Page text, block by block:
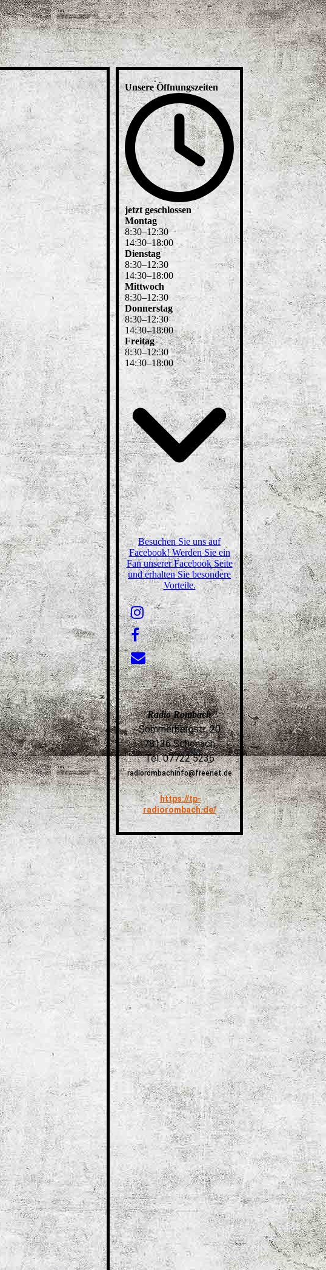
Unsere Öffnungszeiten
jetzt geschlossen
Montag
8:30–12:30
14:30–18:00
Dienstag
8:30–12:30
14:30–18:00
Mittwoch
8:30–12:30
Donnerstag
8:30–12:30
14:30–18:00
Freitag
8:30–12:30
14:30–18:00
Besuchen Sie uns auf
Facebook! Werden Sie ein
Fan unserer Facebook Seite
und erhalten Sie besondere
Vorteile.
Radio Rombach
Sommerbergstr. 20
78136 Schonach
Tel. 07722 5236
radiorombachinfo@freenet.de
https://tp-
radiorombach.de/